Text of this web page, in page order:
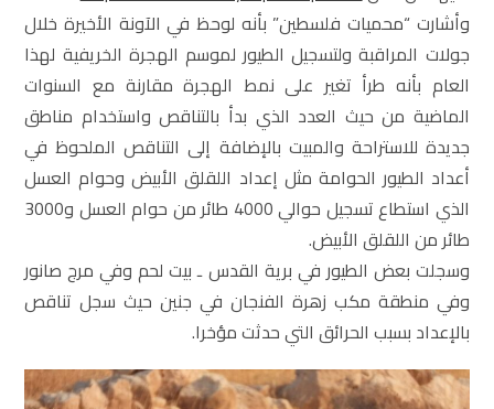
وأشارت “محميات فلسطين” بأنه لوحظ في الآونة الأخيرة خلال
جولات المراقبة ولتسجيل الطيور لموسم الهجرة الخريفية لهذا
العام بأنه طرأ تغير على نمط الهجرة مقارنة مع السنوات
الماضية من حيث العدد الذي بدأ بالتناقص واستخدام مناطق
جديدة للاستراحة والمبيت بالإضافة إلى التناقص الملحوظ في
أعداد الطيور الحوامة مثل إعداد اللقلق الأبيض وحوام العسل
الذي استطاع تسجيل حوالي 4000 طائر من حوام العسل و3000
طائر من اللقلق الأبيض.
وسجلت بعض الطيور في برية القدس ـ بيت لحم وفي مرج صانور
وفي منطقة مكب زهرة الفنجان في جنين حيث سجل تناقص
بالإعداد بسبب الحرائق التي حدثت مؤخرا.